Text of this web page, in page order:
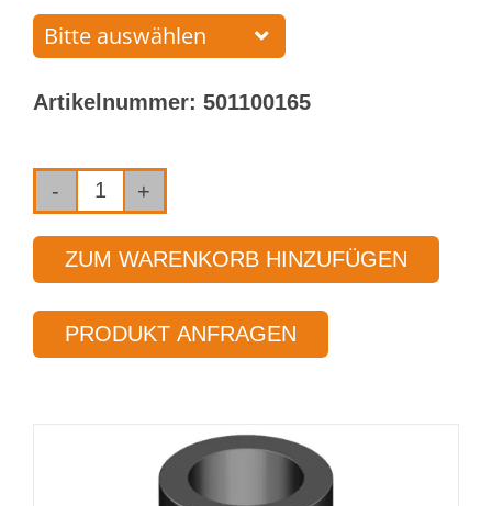
Artikelnummer: 501100165
Einlippen-
Tiefbohrwerkzeug
Typ 01T
Länge 25 x Ø
ZUM WARENKORB HINZUFÜGEN
PRODUKT ANFRAGEN